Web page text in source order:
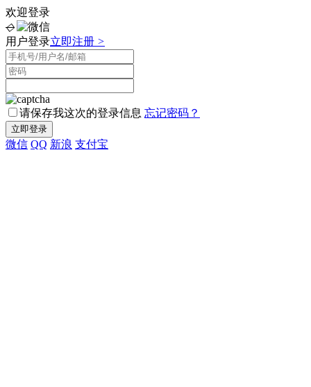
欢迎登录
◇
用户登录立即注册 >
请保存我这次的登录信息 忘记密码？
微信 QQ 新浪 支付宝